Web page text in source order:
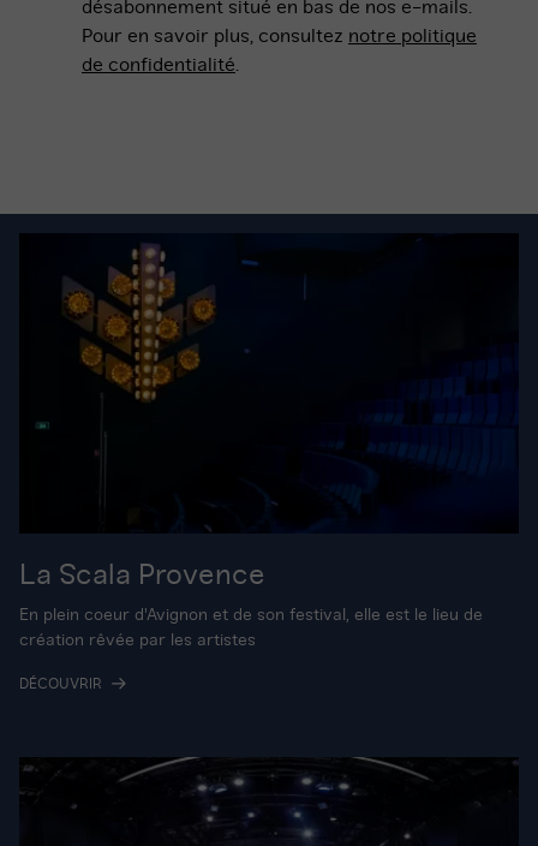
désabonnement situé en bas de nos e-mails.
Pour en savoir plus, consultez notre politique
de confidentialité
La Scala Provence
En plein coeur d'Avignon et de son festival, elle est le lieu de
création rêvée par les artistes
DÉCOUVRIR